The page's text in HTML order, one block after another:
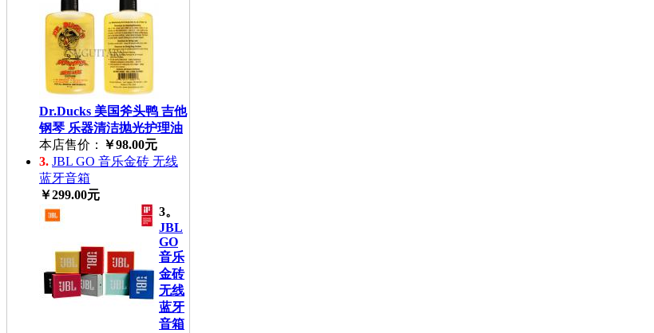
Dr.Ducks 美国斧头鸭 吉他
钢琴 乐器清洁抛光护理油
本店售价： ￥98.00元
3. JBL GO 音乐金砖 无线
蓝牙音箱
￥299.00元
3。
JBL
GO
音乐
金砖
无线
蓝牙
音箱